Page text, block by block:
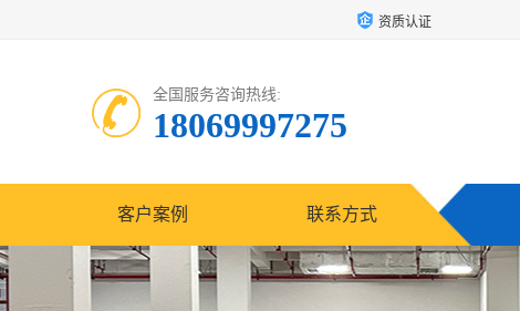
资质认证
全国服务咨询热线:
18069997275
客户案例 联系方式